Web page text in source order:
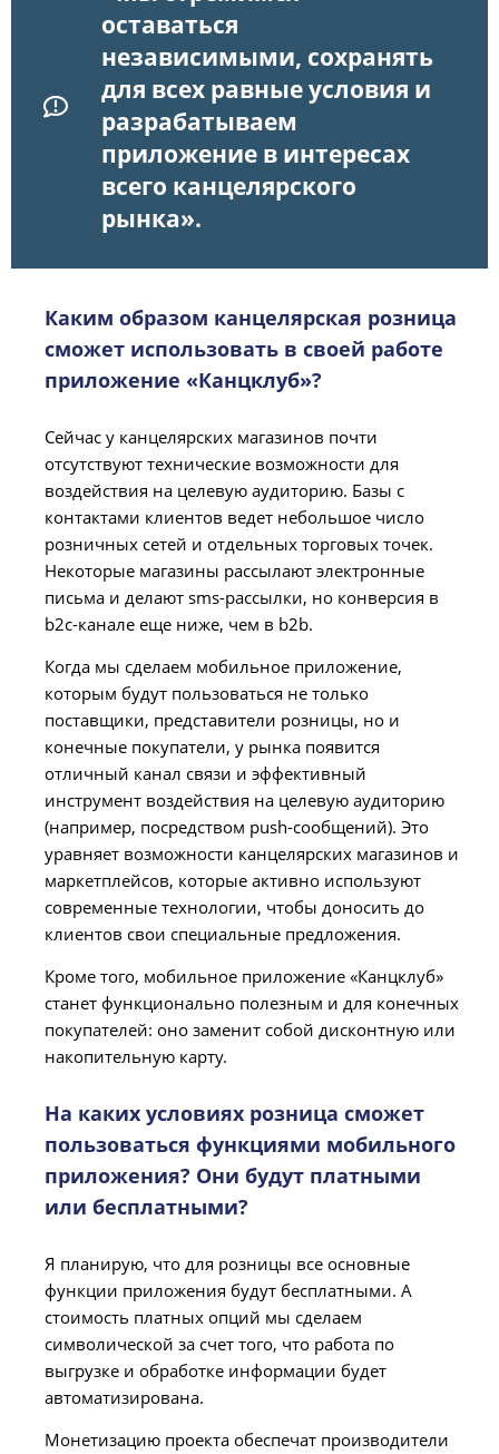
оставаться
независимыми, сохранять
для всех равные условия и
разрабатываем
приложение в интересах
всего канцелярского
рынка».
Каким образом канцелярская розница
сможет использовать в своей работе
приложение «Канцклуб»?
Сейчас у канцелярских магазинов почти
отсутствуют технические возможности для
воздействия на целевую аудиторию. Базы с
контактами клиентов ведет небольшое число
розничных сетей и отдельных торговых точек.
Некоторые магазины рассылают электронные
письма и делают sms-рассылки, но конверсия в
b2c-канале еще ниже, чем в b2b.
Когда мы сделаем мобильное приложение,
которым будут пользоваться не только
поставщики, представители розницы, но и
конечные покупатели, у рынка появится
отличный канал связи и эффективный
инструмент воздействия на целевую аудиторию
(например, посредством push-сообщений). Это
уравняет возможности канцелярских магазинов и
маркетплейсов, которые активно используют
современные технологии, чтобы доносить до
клиентов свои специальные предложения.
Кроме того, мобильное приложение «Канцклуб»
станет функционально полезным и для конечных
покупателей: оно заменит собой дисконтную или
накопительную карту.
На каких условиях розница сможет
пользоваться функциями мобильного
приложения? Они будут платными
или бесплатными?
Я планирую, что для розницы все основные
функции приложения будут бесплатными. А
стоимость платных опций мы сделаем
символической за счет того, что работа по
выгрузке и обработке информации будет
автоматизирована.
Монетизацию проекта обеспечат производители